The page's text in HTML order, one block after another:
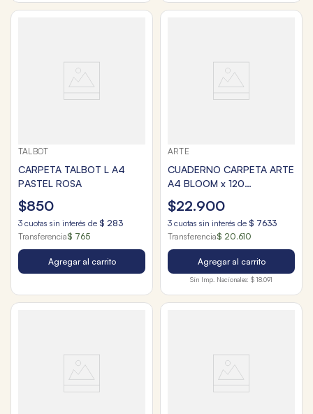
TALBOT
CARPETA TALBOT L A4
PASTEL ROSA
$850
3 cuotas sin interés de $ 283
Transferencia$ 765
Agregar al carrito
ARTE
CUADERNO CARPETA ARTE
A4 BLOOM x 120
RAY.338103
$22.900
3 cuotas sin interés de $ 7633
Transferencia$ 20.610
Agregar al carrito
Sin Imp. Nacionales: $ 18.091